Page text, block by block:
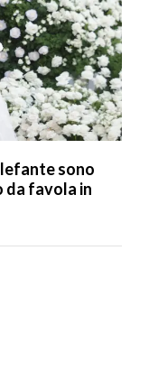
sono
da favola in